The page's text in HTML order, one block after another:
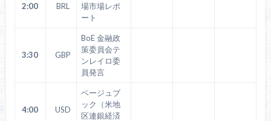
2:00 BRL
場市場レポ
ート
3:30 GBP
BoE 金融政
策委員会テ
ンレイロ委
員発言
4:00 USD
ベージュブ
ック（米地
区連銀経済